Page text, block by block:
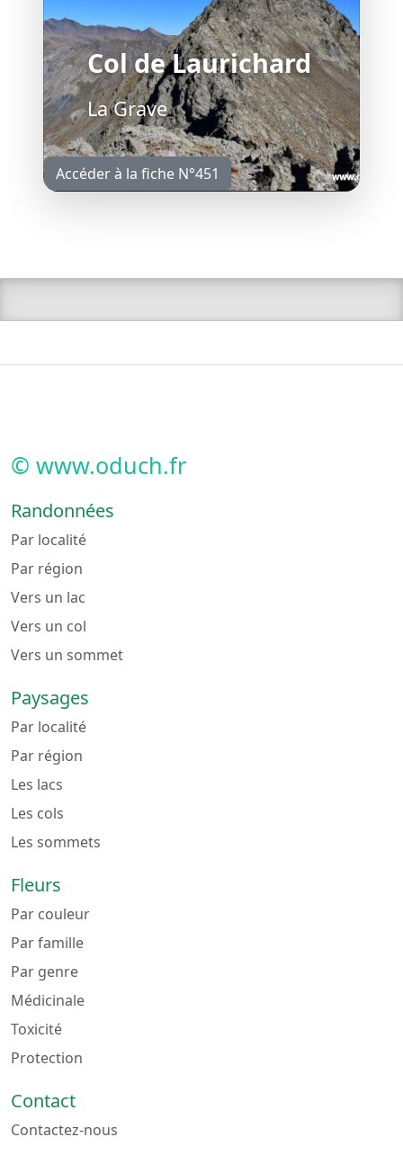
Col de Laurichard
La Grave
Accéder à la fiche N°451
© www.oduch.fr
Randonnées
Par localité
Par région
Vers un lac
Vers un col
Vers un sommet
Paysages
Par localité
Par région
Les lacs
Les cols
Les sommets
Fleurs
Par couleur
Par famille
Par genre
Médicinale
Toxicité
Protection
Contact
Contactez-nous